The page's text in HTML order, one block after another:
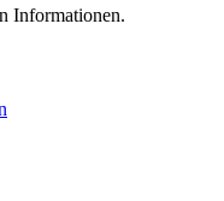
Informationen.